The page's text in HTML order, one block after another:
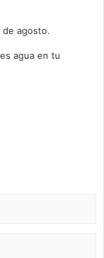
de agosto.
agua en tu